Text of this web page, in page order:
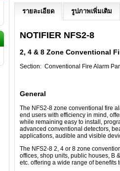
รายละเอียด รูปภาพเพิ่มเติม
NOTIFIER NFS2-8
2, 4 & 8 Zone Conventional
Section: Conventional Fire Alarm
General
The NFS2-8 zone conventional fire
end users with efficiency in mind,
while remaining easy to install,
advanced conventional detectors,
applications, audible and visible
The NFS2-8 2, 4 or 8 zone
offices, shop units, public houses, B
etc. offering a wide range of benefits